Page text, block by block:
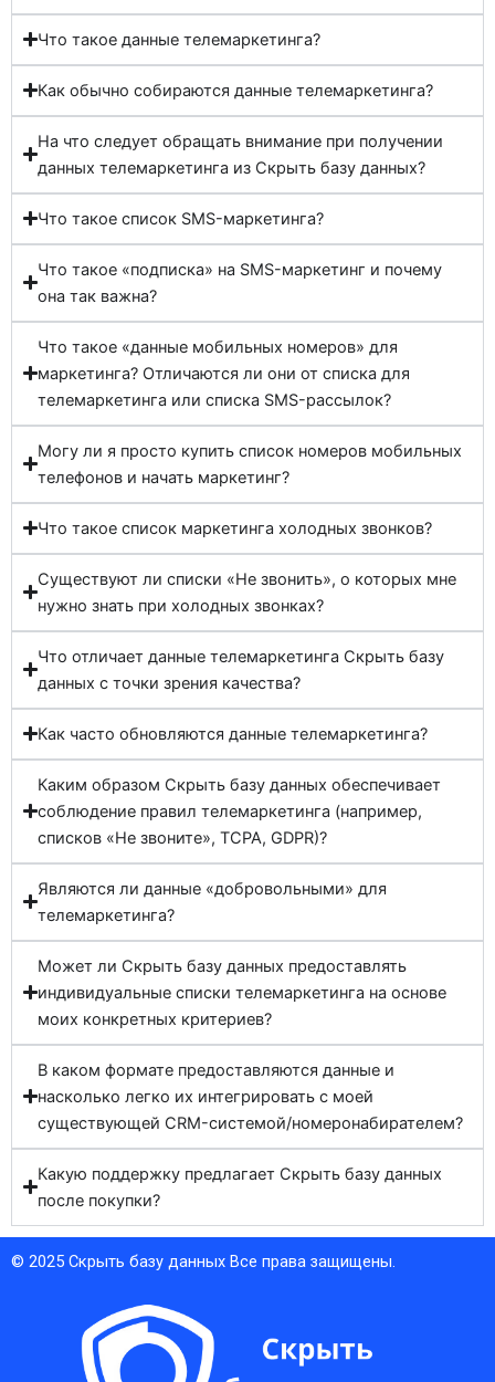
Что такое данные телемаркетинга?
Как обычно собираются данные телемаркетинга?
На что следует обращать внимание при получении
данных телемаркетинга из Скрыть базу данных?
Что такое список SMS-маркетинга?
Что такое «подписка» на SMS-маркетинг и почему
она так важна?
Что такое «данные мобильных номеров» для
маркетинга? Отличаются ли они от списка для
телемаркетинга или списка SMS-рассылок?
Могу ли я просто купить список номеров мобильных
телефонов и начать маркетинг?
Что такое список маркетинга холодных звонков?
Существуют ли списки «Не звонить», о которых мне
нужно знать при холодных звонках?
Что отличает данные телемаркетинга Скрыть базу
данных с точки зрения качества?
Как часто обновляются данные телемаркетинга?
Каким образом Скрыть базу данных обеспечивает
соблюдение правил телемаркетинга (например,
списков «Не звоните», TCPA, GDPR)?
Являются ли данные «добровольными» для
телемаркетинга?
Может ли Скрыть базу данных предоставлять
индивидуальные списки телемаркетинга на основе
моих конкретных критериев?
В каком формате предоставляются данные и
насколько легко их интегрировать с моей
существующей CRM-системой/номеронабирателем?
Какую поддержку предлагает Скрыть базу данных
после покупки?
© 2025 Скрыть базу данных Все права защищены.